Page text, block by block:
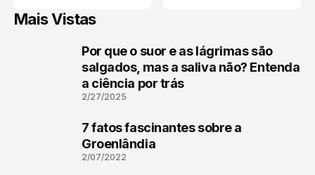
Mais Vistas
Por que o suor e as lágrimas são
salgados, mas a saliva não? Entenda
a ciência por trás
2/27/2025
7 fatos fascinantes sobre a
Groenlândia
2/07/2022